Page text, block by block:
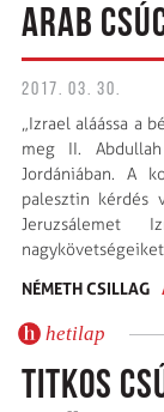
ARAB
2017. 03. 30.
„Izrael aláássa a
meg II.
Jordániában. A
palesztin
Jeruzsálemet
NÉMETH CSILLAG
hetilap
TITKOS